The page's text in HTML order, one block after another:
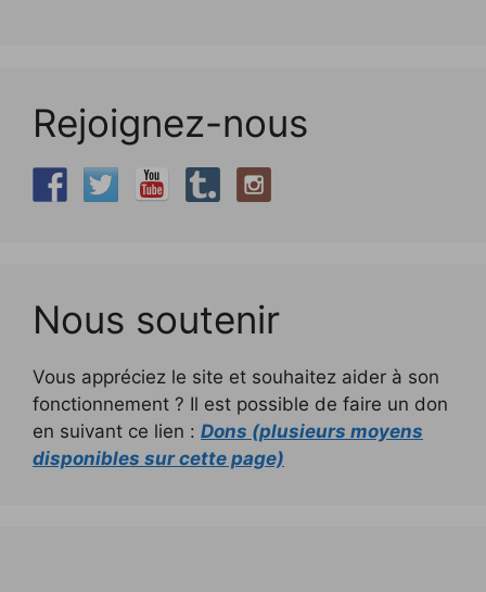
Rejoignez-nous
Nous soutenir
Vous appréciez le site et souhaitez aider à son
fonctionnement ? Il est possible de faire un don
en suivant ce lien : Dons (plusieurs moyens
disponibles sur cette page)